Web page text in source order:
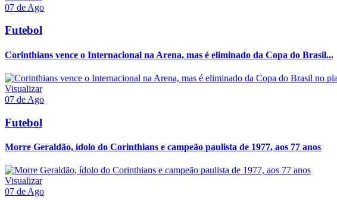
07 de Ago
Futebol
Corinthians vence o Internacional na Arena, mas é eliminado da Copa do Brasil...
Visualizar
07 de Ago
Futebol
Morre Geraldão, ídolo do Corinthians e campeão paulista de 1977, aos 77 anos
Visualizar
07 de Ago